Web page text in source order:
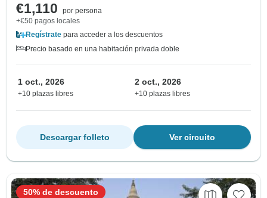
€1,110
por persona
+€50 pagos locales
Regístrate para acceder a los descuentos
Precio basado en una habitación privada doble
1 oct., 2026
+10 plazas libres
2 oct., 2026
+10 plazas libres
Ver circuito
Descargar folleto
50% de descuento